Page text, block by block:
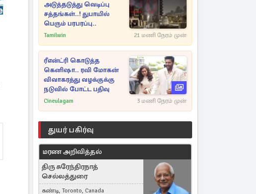
அடுத்தடுத்து வெடிப்பு
சத்தங்கள்..! துபாயில்
பெரும் பரபரப்பு..
Tamilwin 21 மணி நேரம் முன்
ரீஎன்ட்ரி கொடுத்த
கெனிஷா.. ரவி மோகன்
விவாகரத்து வழக்குக்கு
நடுவில் போட்ட பதிவு
Cineulagam 3 மணி நேரம் முன்
துயர் பகிர்வு
மரண அறிவித்தல்
திரு சுரேந்திரநாத்
செல்லத்துரை
கண்டி, Toronto, Canada